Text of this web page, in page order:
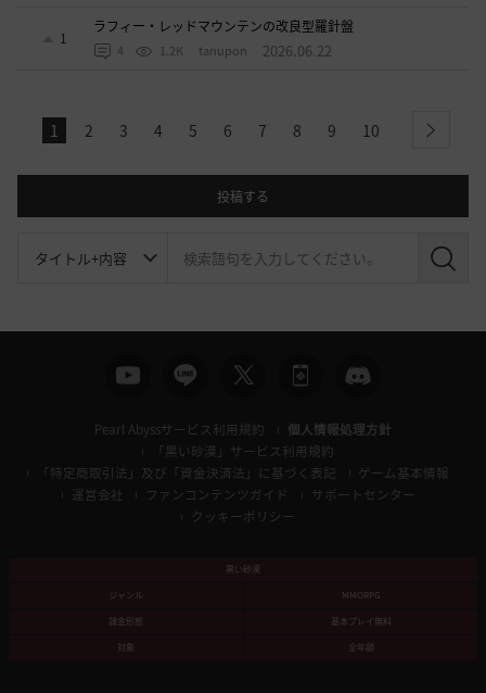
1
ラフィー・レッドマウンテンの改良型羅針盤
4 1.2K tanupon 2026.06.22
1 2 3 4 5 6 7 8 9 10 next
投稿する
検
Pearl Abyssサービス利用規約
個人情報処理方針
「黒い砂漠」サービス利用規約
「特定商取引法」及び「資金決済法」に基づく表記
ゲーム基本情報
運営会社
ファンコンテンツガイド
サポートセンター
クッキーポリシー
黒い砂漠
ジャンル
MMORPG
課金形態
基本プレイ無料
対象
全年齢